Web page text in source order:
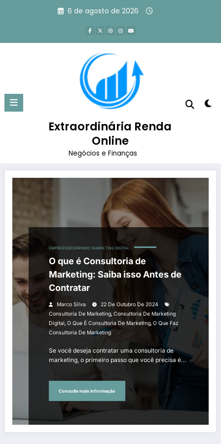
6 de agosto de 2026
Extraordinária Renda
Online
Negócios e Finanças
Tag: o que é consultoria de
marketing
Página inicial o que é consultoria de marketing
EMPREENDEDORISMO MARKETING DIGITAL
O que é Consultoria de
Marketing: Saiba isso Antes de
Contratar
Marco Silva
22 De Outubro De 2024
Consultoria De Marketing, Consultoria De Marketing
Digital, O Que É Consultoria De Marketing, O Que Faz
Consultoria De Marketing
Se você deseja contratar uma consultoria de
marketing, o primeiro passo que você precisa é…
Consulte mais informação